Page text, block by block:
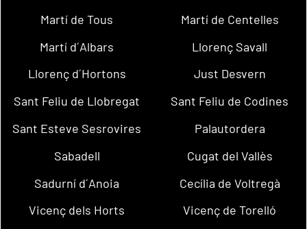
Martí de Tous
Martí de Centelles
Martí d´Albars
Llorenç Savall
Llorenç d´Hortons
Just Desvern
Sant Feliu de Llobregat
Sant Feliu de Codines
Sant Esteve Sesrovires
Palautordera
Sabadell
Cugat del Vallès
Sadurní d´Anoia
Cecília de Voltregà
Vicenç dels Horts
Vicenç de Torelló